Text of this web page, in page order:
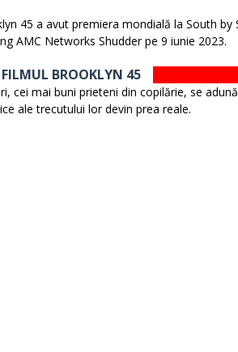
45 a avut premiera mondială la South
AMC Networks Shudder pe 9 iunie 2023.
BROOKLYN 45
cei mai buni prieteni din copilărie, se
ale trecutului lor devin prea reale.